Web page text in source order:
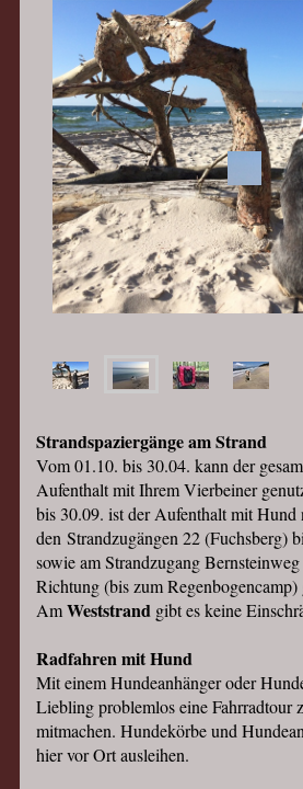
Strandspaziergänge am Strand
Vom 01.10. bis 30.04. kann der
Aufenthalt mit Ihrem Vierbeiner
bis 30.09. ist der Aufenthalt mit Hund
den Strandzugängen 22 (Fuchsberg)
sowie am Strandzugang
Richtung (bis zum Regenbogencamp)
AmWeststrandgibt es keine
Radfahren mit Hund
Mit einem Hundeanhänger oder
Liebling problemlos eine Fahrradtour
mitmachen. Hundekörbe und
hier vor Ort ausleihen.